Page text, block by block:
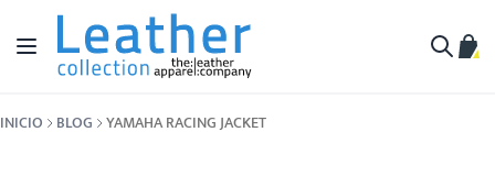
Ir al contenido
Toggle Nav
Mi
INICIO BLOG YAMAHA RACING JACKET